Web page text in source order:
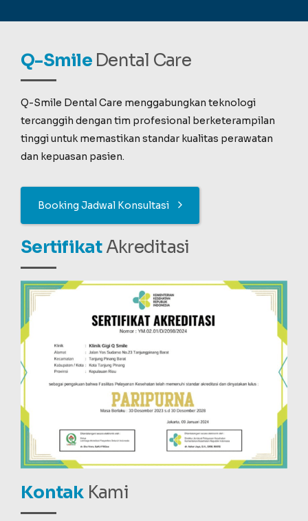
Q-Smile Dental Care
Q-Smile Dental Care menggabungkan teknologi
tercanggih dengan tim profesional berketerampilan
tinggi untuk memastikan standar kualitas perawatan
dan kepuasan pasien.
Booking Jadwal Konsultasi
SertifikatAkreditasi
KontakKami